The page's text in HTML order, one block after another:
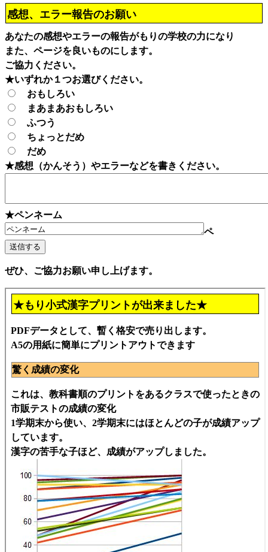
感想、エラー報告のお願い
あなたの感想やエラーの報告がもりの学校の力になり
また、ページを良いものにします。
ご協力ください。
★いずれか１つお選びください。
おもしろい
まあまあおもしろい
ふつう
ちょっとだめ
だめ
★感想（かんそう）やエラーなどを書きください。
★ペンネーム
ペ
ぜひ、ご協力お願い申し上げます。